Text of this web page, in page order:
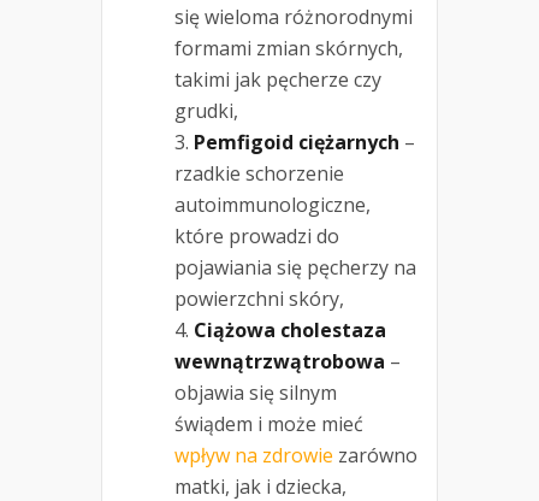
się wieloma różnorodnymi
formami zmian skórnych,
takimi jak pęcherze czy
grudki,
Pemfigoid ciężarnych –
rzadkie schorzenie
autoimmunologiczne,
które prowadzi do
pojawiania się pęcherzy na
powierzchni skóry,
Ciążowa cholestaza
wewnątrzwątrobowa –
objawia się silnym
świądem i może mieć
wpływ na zdrowie zarówno
matki, jak i dziecka,